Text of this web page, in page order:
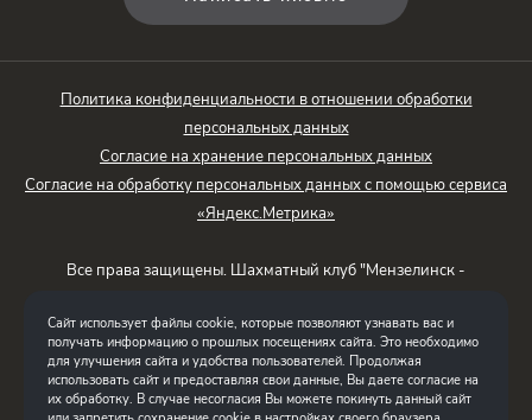
Политика конфиденциальности в отношении обработки
персональных данных
Согласие на хранение персональных данных
Согласие на обработку персональных данных с помощью сервиса
«Яндекс.Метрика»
Все права защищены. Шахматный клуб "Мензелинск -
Шагалиев Азат Тимерханович / ИНН 165019130236
Создание сайта
Интернет-студия LELI
Сайт использует файлы cookie, которые позволяют узнавать вас и
получать информацию о прошлых посещениях сайта. Это необходимо
для улучшения сайта и удобства пользователей. Продолжая
использовать сайт и предоставляя свои данные, Вы даете согласие на
их обработку. В случае несогласия Вы можете покинуть данный сайт